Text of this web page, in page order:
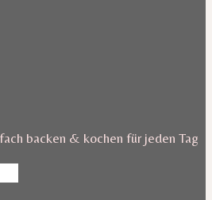
backen & kochen für jeden Tag